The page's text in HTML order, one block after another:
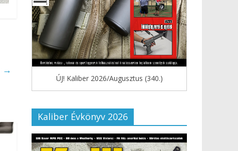
→
ÚJ! Kaliber 2026/Augusztus (340.)
Kaliber Évkönyv 2026